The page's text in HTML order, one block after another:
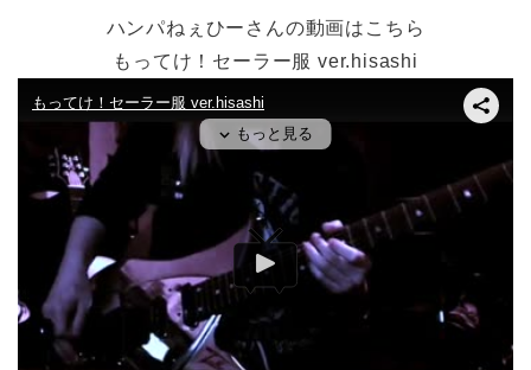
ハンパねぇひーさんの動画はこちら
もってけ！セーラー服 ver.hisashi